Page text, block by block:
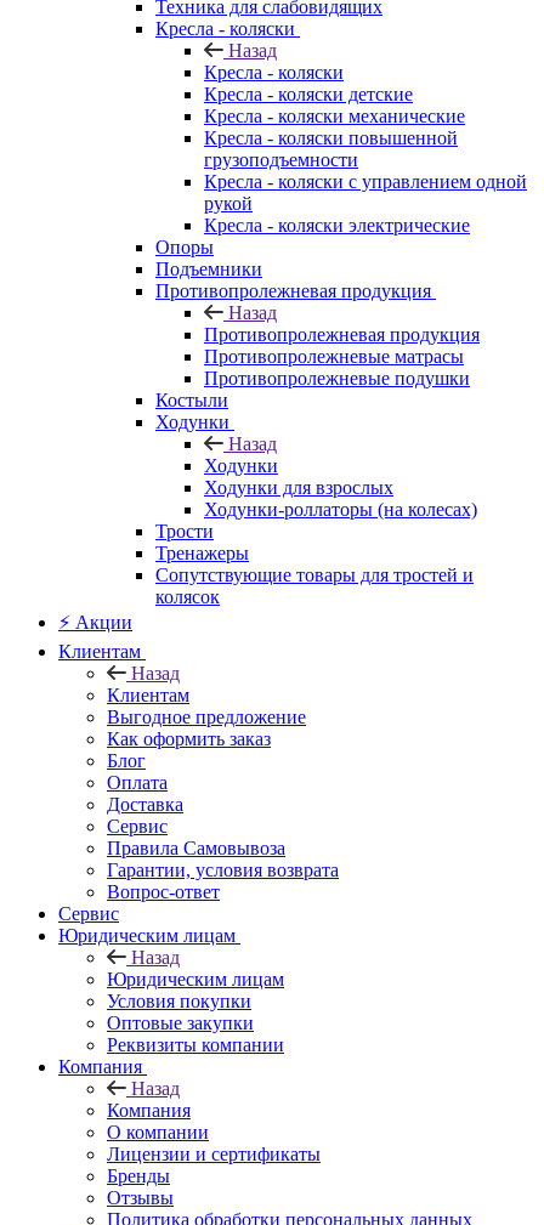
Техника для слабовидящих
Кресла - коляски
Назад
Кресла - коляски
Кресла - коляски детские
Кресла - коляски механические
Кресла - коляски повышенной
грузоподъемности
Кресла - коляски с управлением одной
рукой
Кресла - коляски электрические
Опоры
Подъемники
Противопролежневая продукция
Назад
Противопролежневая продукция
Противопролежневые матрасы
Противопролежневые подушки
Костыли
Ходунки
Назад
Ходунки
Ходунки для взрослых
Ходунки-роллаторы (на колесах)
Трости
Тренажеры
Сопутствующие товары для тростей и
колясок
⚡ Акции
Клиентам
Назад
Клиентам
Выгодное предложение
Как оформить заказ
Блог
Оплата
Доставка
Сервис
Правила Самовывоза
Гарантии, условия возврата
Вопрос-ответ
Сервис
Юридическим лицам
Назад
Юридическим лицам
Условия покупки
Оптовые закупки
Реквизиты компании
Компания
Назад
Компания
О компании
Лицензии и сертификаты
Бренды
Отзывы
Политика обработки персональных данных